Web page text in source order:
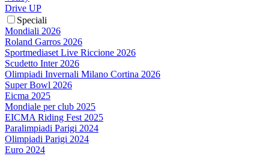
Drive UP
Speciali
Mondiali 2026
Roland Garros 2026
Sportmediaset Live Riccione 2026
Scudetto Inter 2026
Olimpiadi Invernali Milano Cortina 2026
Super Bowl 2026
Eicma 2025
Mondiale per club 2025
EICMA Riding Fest 2025
Paralimpiadi Parigi 2024
Olimpiadi Parigi 2024
Euro 2024